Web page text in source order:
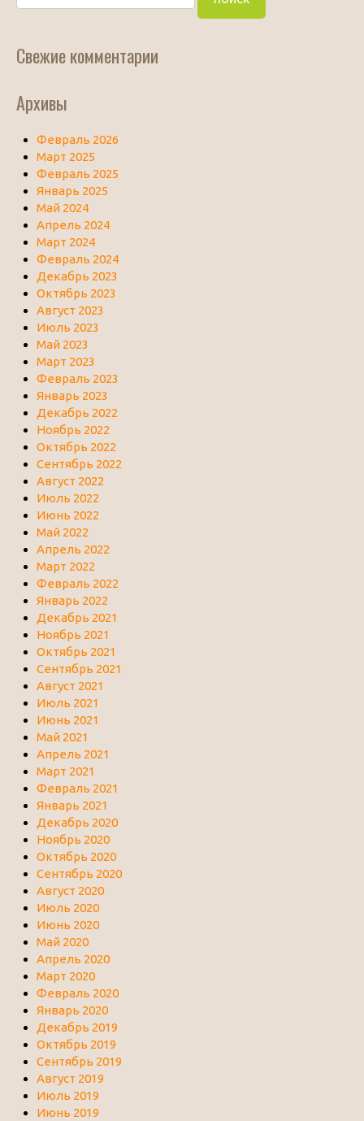
Свежие комментарии
Архивы
Февраль 2026
Март 2025
Февраль 2025
Январь 2025
Май 2024
Апрель 2024
Март 2024
Февраль 2024
Декабрь 2023
Октябрь 2023
Август 2023
Июль 2023
Май 2023
Март 2023
Февраль 2023
Январь 2023
Декабрь 2022
Ноябрь 2022
Октябрь 2022
Сентябрь 2022
Август 2022
Июль 2022
Июнь 2022
Май 2022
Апрель 2022
Март 2022
Февраль 2022
Январь 2022
Декабрь 2021
Ноябрь 2021
Октябрь 2021
Сентябрь 2021
Август 2021
Июль 2021
Июнь 2021
Май 2021
Апрель 2021
Март 2021
Февраль 2021
Январь 2021
Декабрь 2020
Ноябрь 2020
Октябрь 2020
Сентябрь 2020
Август 2020
Июль 2020
Июнь 2020
Май 2020
Апрель 2020
Март 2020
Февраль 2020
Январь 2020
Декабрь 2019
Октябрь 2019
Сентябрь 2019
Август 2019
Июль 2019
Июнь 2019